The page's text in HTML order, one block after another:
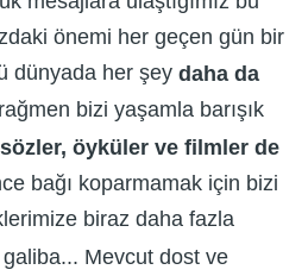
önemi her geçen gün bir
dünyada her şey daha da
bizi yaşamla barışık
öyküler ve filmler de
bağı koparmamak için bizi
biraz daha fazla
galiba... Mevcut dost ve